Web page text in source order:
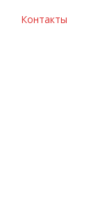
Контакты